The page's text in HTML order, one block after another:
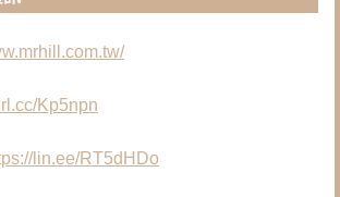
Kp5npn
lin.ee/RT5dHDo